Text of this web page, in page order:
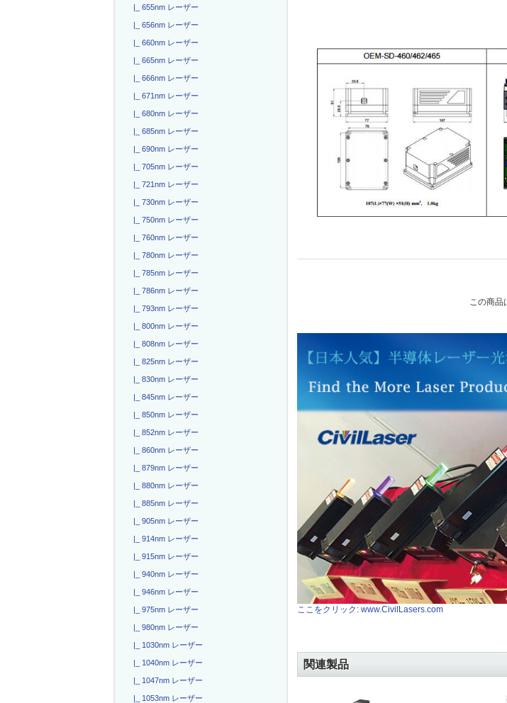
|_ 655nm レーザー
|_ 656nm レーザー
|_ 660nm レーザー
|_ 665nm レーザー
|_ 666nm レーザー
|_ 671nm レーザー
|_ 680nm レーザー
|_ 685nm レーザー
|_ 690nm レーザー
|_ 705nm レーザー
|_ 721nm レーザー
|_ 730nm レーザー
|_ 750nm レーザー
|_ 760nm レーザー
|_ 780nm レーザー
|_ 785nm レーザー
|_ 786nm レーザー
|_ 793nm レーザー
|_ 800nm レーザー
|_ 808nm レーザー
|_ 825nm レーザー
|_ 830nm レーザー
|_ 845nm レーザー
|_ 850nm レーザー
|_ 852nm レーザー
|_ 860nm レーザー
|_ 879nm レーザー
|_ 880nm レーザー
|_ 885nm レーザー
|_ 905nm レーザー
|_ 914nm レーザー
|_ 915nm レーザー
|_ 940nm レーザー
|_ 946nm レーザー
|_ 975nm レーザー
|_ 980nm レーザー
|_ 1030nm レーザー
|_ 1040nm レーザー
|_ 1047nm レーザー
|_ 1053nm レーザー
この商品
ここをクリック: www.CivilLasers.com
関連製品